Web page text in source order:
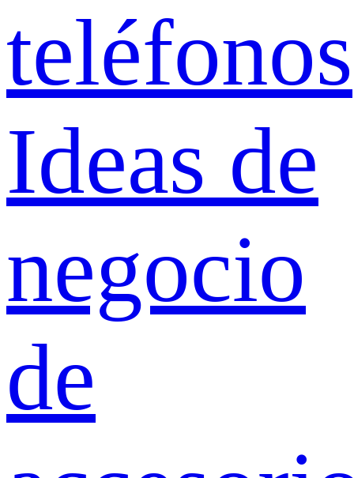
teléfonos
Ideas de
negocio
de